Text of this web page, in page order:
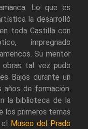
Lo que es
la desarrolló
toda Castilla con
impregnado
Su mentor
obras tal vez pudo
Bajos durante un
de formación.
la biblioteca de la
los primeros temas
el Museo del Prado